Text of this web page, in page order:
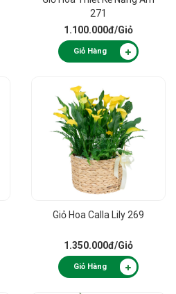
271
1.100.000đ/Giỏ
Giỏ Hàng
Giỏ Hoa Calla Lily 269
1.350.000đ/Giỏ
Giỏ Hàng